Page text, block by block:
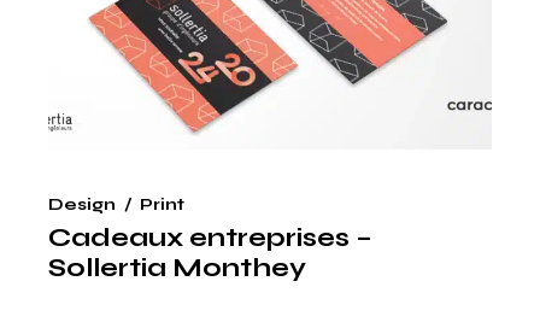
Design Print
Cadeaux entreprises –
Sollertia Monthey